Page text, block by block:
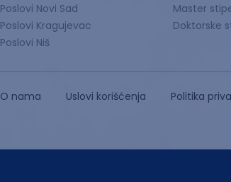
Poslovi Novi Sad
Poslovi Kragujevac
Poslovi Niš
Master
Doktorske
O nama Uslovi korišćenja Politika